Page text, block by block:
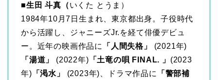
■生田 斗真（いくた とうま）
1984年10月7日生まれ、東京都出身。子役時代
から活躍し、ジャニーズJr.を経て俳優デビュ
ー。近年の映画作品に
「人間失格」
(2021年)
「湯道」
(2022年) 「土竜の唄 FINAL. 」 (2023
年) 「渇水」 (2023年)、ドラマ作品に
「警部補